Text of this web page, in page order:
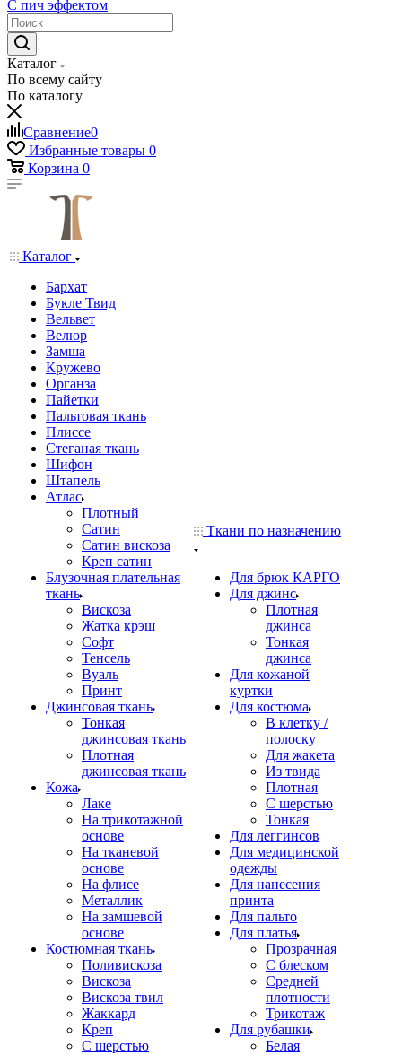
С пич эффектом
Каталог
По всему сайту
По каталогу
Сравнение0
Избранные товары 0
Корзина 0
Каталог
Бархат
Букле Твид
Вельвет
Велюр
Замша
Кружево
Органза
Пайетки
Пальтовая ткань
Плиссе
Стеганая ткань
Шифон
Штапель
Атлас
Плотный
Сатин
Сатин вискоза
Креп сатин
Блузочная плательная
ткань
Вискоза
Жатка крэш
Софт
Тенсель
Вуаль
Принт
Джинсовая ткань
Тонкая
джинсовая ткань
Плотная
джинсовая ткань
Кожа
Лаке
На трикотажной
основе
На тканевой
основе
На флисе
Металлик
На замшевой
основе
Костюмная ткань
Поливискоза
Вискоза
Вискоза твил
Жаккард
Креп
С шерстью
Ткани по назначению
Для брюк КАРГО
Для джинс
Плотная
джинса
Тонкая
джинса
Для кожаной
куртки
Для костюма
В клетку /
полоску
Для жакета
Из твида
Плотная
С шерстью
Тонкая
Для леггинсов
Для медицинской
одежды
Для нанесения
принта
Для пальто
Для платья
Прозрачная
С блеском
Средней
плотности
Трикотаж
Для рубашки
Белая